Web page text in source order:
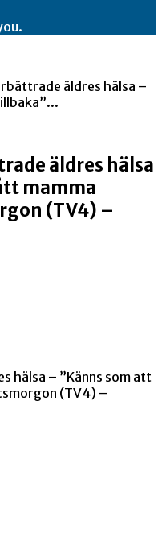
äldres hälsa –
äldres hälsa
mamma
(TV4) –
hälsa – ”Känns som att
(TV4) –